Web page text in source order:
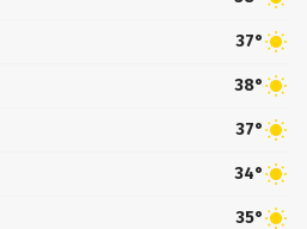
37°
38°
37°
34°
35°